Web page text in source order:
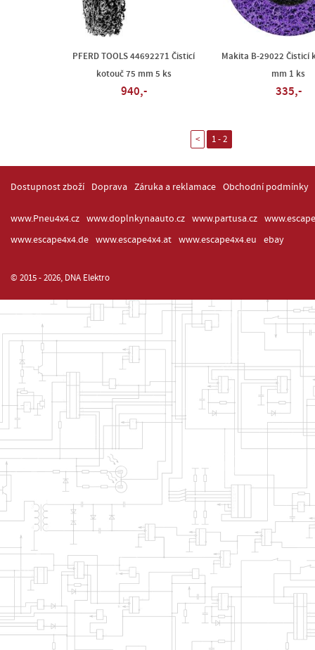
PFERD TOOLS 44692271 Čisticí
kotouč 75 mm 5 ks
940,-
Makita B-29022 Čisticí
mm 1 ks
335,-
< 1 - 2
Dostupnost zboží Doprava Záruka a reklamace Obchodní podmínky
www.Pneu4x4.cz www.doplnkynaauto.cz www.partusa.cz
www.escape4x4.de
www.escape4x4.at www.escape4x4.eu ebay
© 2015 - 2026, DNA Elektro